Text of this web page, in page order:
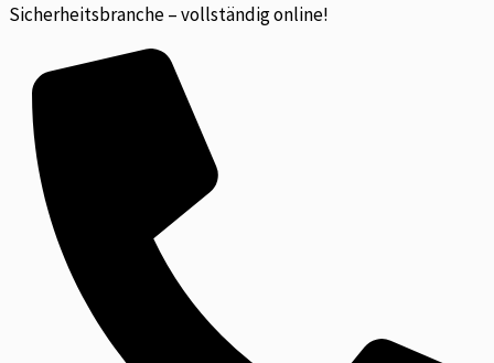
Sicherheitsbranche – vollständig online!